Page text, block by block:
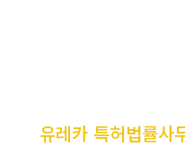
유레카 특허법률사